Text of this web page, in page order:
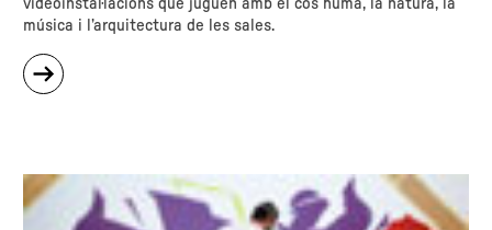
videoinstal·lacions que juguen amb el cos humà, la natura, la
música i l’arquitectura de les sales.
electrònics"